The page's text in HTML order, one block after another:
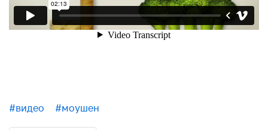
#видео #моушен